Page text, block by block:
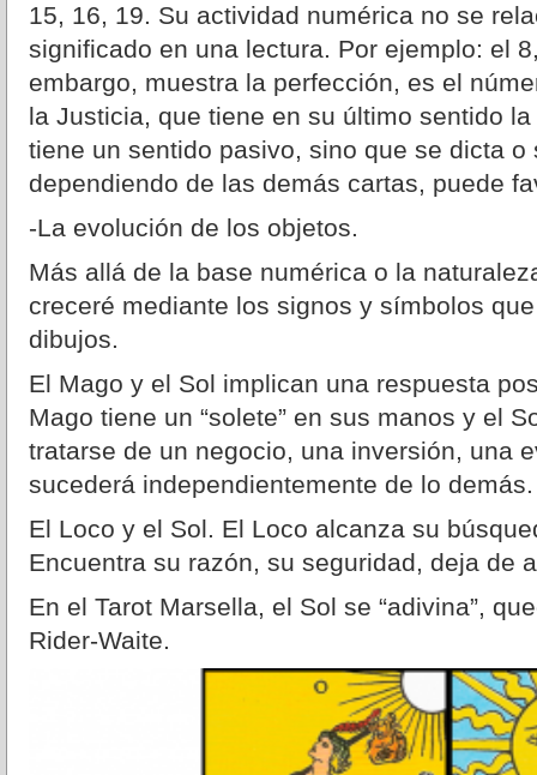
15, 16, 19. Su actividad numérica no se
significado en una lectura. Por ejemplo: el
embargo, muestra la perfección, es el
la Justicia, que tiene en su último sentido
tiene un sentido pasivo, sino que se dicta o
dependiendo de las demás cartas, puede
-La evolución de los objetos.
Más allá de la base numérica o la
creceré mediante los signos y símbolos
dibujos.
El Mago y el Sol implican una respuesta
Mago tiene un “solete” en sus manos y el
tratarse de un negocio, una inversión, una
sucederá independientemente de lo demás.
El Loco y el Sol. El Loco alcanza su
Encuentra su razón, su seguridad, deja de
En el Tarot Marsella, el Sol se “adivina”,
Rider-Waite.